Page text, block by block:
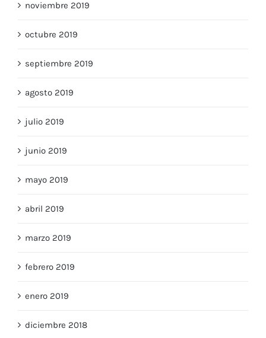
noviembre 2019
octubre 2019
septiembre 2019
agosto 2019
julio 2019
junio 2019
mayo 2019
abril 2019
marzo 2019
febrero 2019
enero 2019
diciembre 2018